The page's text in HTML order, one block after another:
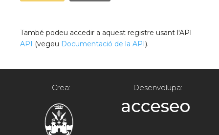
També podeu accedir a aquest registre usant l'API
API (vegeu Documentació de la API).
Crea: Desenvolupa: